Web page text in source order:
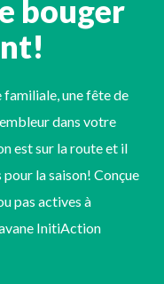
bouger
familiale, une fête de
dans votre
est sur la route et il
la saison! Conçue
pas actives à
InitiAction